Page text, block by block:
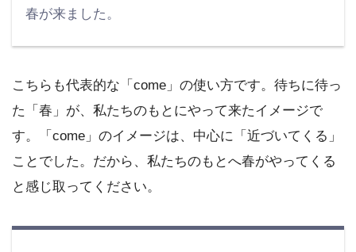
春が来ました。
こちらも代表的な「come」の使い方です。待ちに待っ
た「春」が、私たちのもとにやって来たイメージで
す。「come」のイメージは、中心に「近づいてくる」
ことでした。だから、私たちのもとへ春がやってくる
と感じ取ってください。